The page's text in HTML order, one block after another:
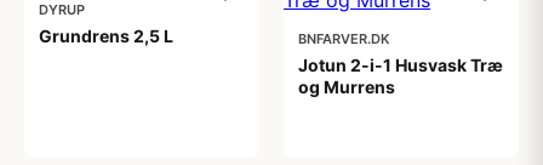
DYRUP
Grundrens 2,5 L BNFARVER.DK
Jotun 2-i-1 Husvask Træ
og Murrens